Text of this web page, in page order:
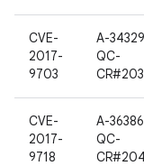
CVE-
2017-
9703
A-
QC-
CVE-
2017-
9718
A-
QC-